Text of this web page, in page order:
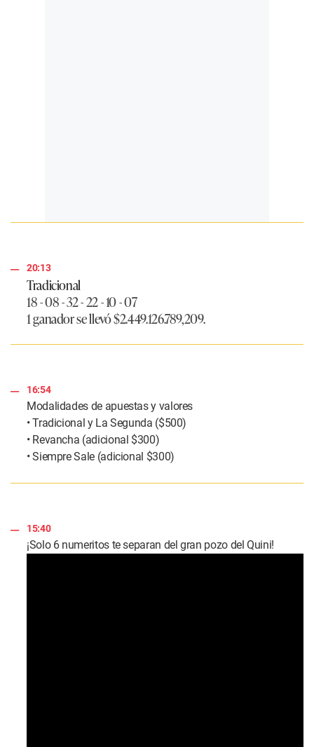
20:13
Tradicional
18 - 08 - 32 - 22 - 10 - 07
1 ganador se llevó$2.449.126.789,209.
16:54
Modalidades de apuestas y valores
• Tradicional y La Segunda ($500)
• Revancha (adicional $300)
• Siempre Sale (adicional $300)
15:40
¡Solo 6 numeritos te separan del gran pozo del Quini!